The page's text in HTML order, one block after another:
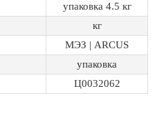
упаковка 4.5 кг
кг
МЭЗ | ARCUS
упаковка
Ц0032062